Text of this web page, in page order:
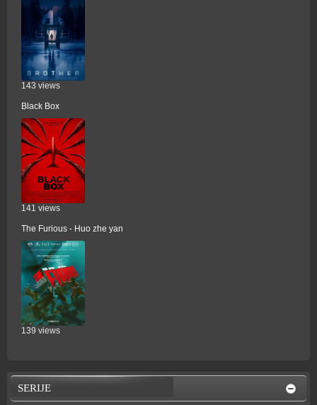
143 views
Black Box
141 views
The Furious - Huo zhe yan
139 views
SERIJE